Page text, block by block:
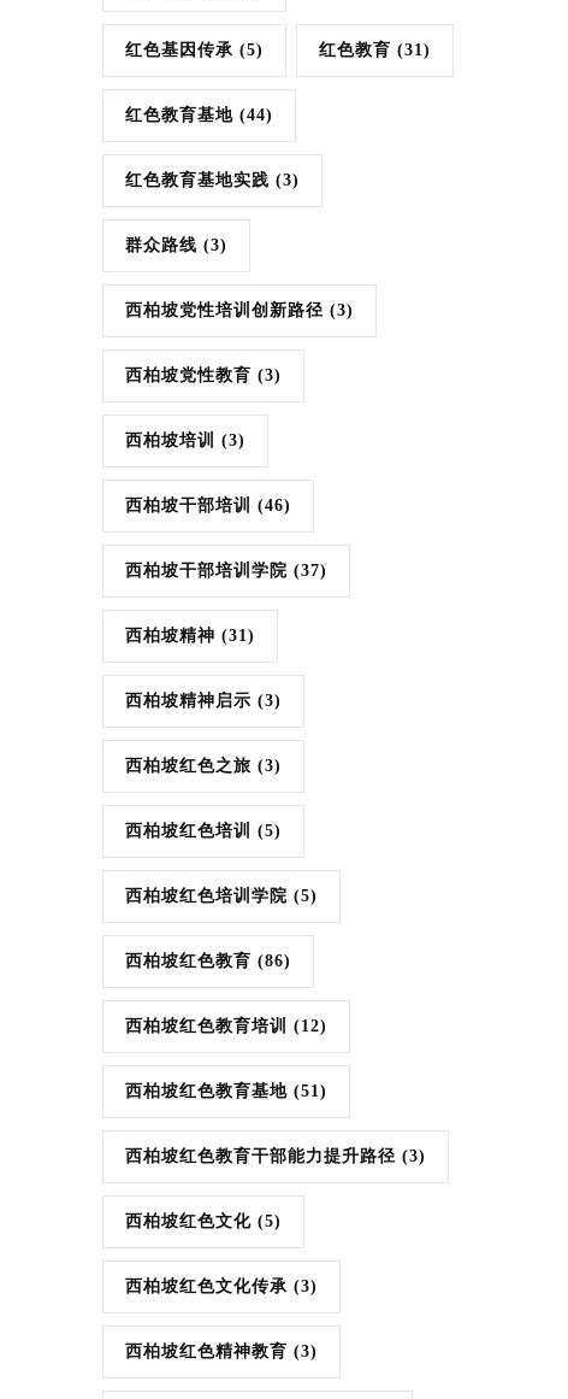
红色基因传承 (5) 红色教育 (31)
红色教育基地 (44)
红色教育基地实践 (3)
群众路线 (3)
西柏坡党性培训创新路径 (3)
西柏坡党性教育 (3)
西柏坡培训 (3)
西柏坡干部培训 (46)
西柏坡干部培训学院 (37)
西柏坡精神 (31)
西柏坡精神启示 (3)
西柏坡红色之旅 (3)
西柏坡红色培训 (5)
西柏坡红色培训学院 (5)
西柏坡红色教育 (86)
西柏坡红色教育培训 (12)
西柏坡红色教育基地 (51)
西柏坡红色教育干部能力提升路径 (3)
西柏坡红色文化 (5)
西柏坡红色文化传承 (3)
西柏坡红色精神教育 (3)